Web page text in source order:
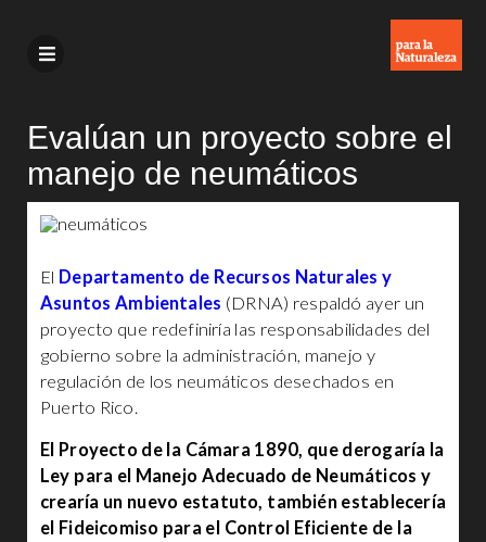
Evalúan un proyecto sobre el
manejo de neumáticos
El Departamento de Recursos Naturales y
Asuntos Ambientales (DRNA) respaldó ayer un
proyecto que redefiniría las responsabilidades del
gobierno sobre la administración, manejo y
regulación de los neumáticos desechados en
Puerto Rico.
El Proyecto de la Cámara 1890, que derogaría la
Ley para el Manejo Adecuado de Neumáticos y
crearía un nuevo estatuto, también establecería
el Fideicomiso para el Control Eficiente de la